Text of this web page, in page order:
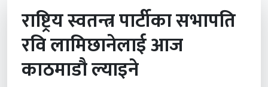
राष्ट्रिय स्वतन्त्र पार्टीका सभापति
रवि लामिछानेलाई आज
काठमाडौ ल्याइने